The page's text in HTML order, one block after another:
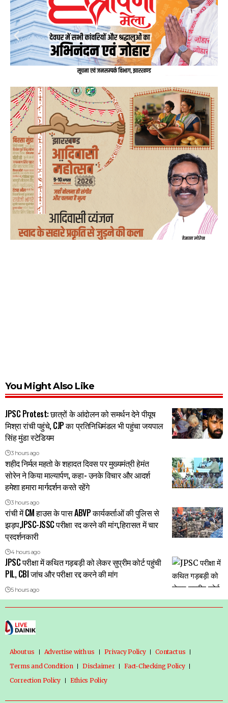
You Might Also Like
JPSC Protest: छात्रों के आंदोलन को समर्थन देने पीयूष
मिश्रा रांची पहुंचे, CJP का प्रतिनिधिमंडल भी पहुंचा जयपाल
सिंह मुंडा स्टेडियम
3 hours ago
शहीद निर्मल महतो के शहादत दिवस पर मुख्यमंत्री हेमंत
सोरेन ने किया माल्यार्पण, कहा- उनके विचार और आदर्श
हमेशा हमारा मार्गदर्शन करते रहेंगे
3 hours ago
रांची में CM हाउस के पास ABVP कार्यकर्ताओं की पुलिस से
झड़प,JPSC-JSSC परीक्षा रद करने की मांग,हिरासत में चार
प्रदर्शनकारी
4 hours ago
JPSC परीक्षा में कथित गड़बड़ी को लेकर सुप्रीम कोर्ट पहुंची
PIL, CBI जांच और परीक्षा रद्द करने की मांग
5 hours ago
About us Advertise with us Privacy Policy
Contact us
Terms and Condition
Disclaimer
Fact-Checking Policy
Correction Policy
Ethics Policy